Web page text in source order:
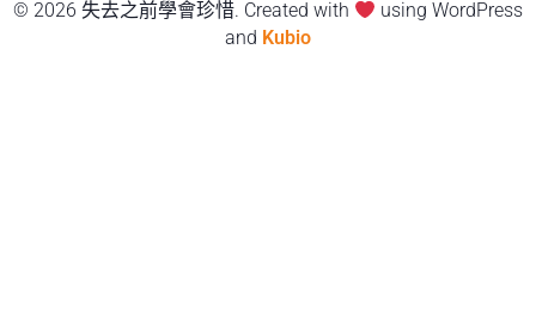
© 2026 失去之前學會珍惜. Created with
using WordPress
and Kubio